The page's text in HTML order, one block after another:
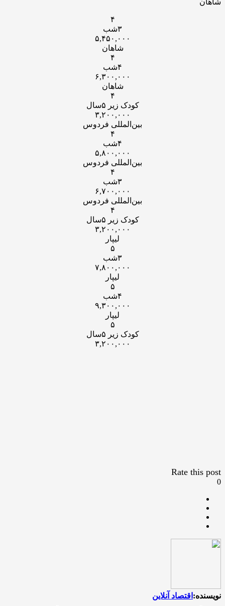
۴
۳شب
۵,۴۵۰,۰۰۰
شاهان
۴
۴شب
۶,۳۰۰,۰۰۰
شاهان
۴
کودک زیر ۵سال
۳,۲۰۰,۰۰۰
بین‌المللی فردوس
۴
۴شب
۵,۸۰۰,۰۰۰
بین‌المللی فردوس
۴
۳شب
۶,۷۰۰,۰۰۰
بین‌المللی فردوس
۴
کودک زیر ۵سال
۳,۲۰۰,۰۰۰
لیپار
۵
۳شب
۷,۸۰۰,۰۰۰
لیپار
۵
۴شب
۹,۳۰۰,۰۰۰
لیپار
۵
کودک زیر ۵سال
۳,۲۰۰,۰۰۰
Rate this post
0
نویسنده: اقتصاد آنلاین